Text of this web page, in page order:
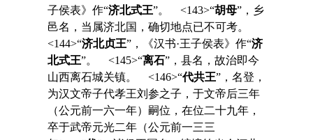
子侯表》作“济北式王”。 <143>“胡母”，乡
邑名，当属济北国，确切地点已不可考。
<144>“济北贞王”，《汉书·王子侯表》作“济
北式王”。 <145>“离石”，县名，故治即今
山西离石城关镇。 <146>“代共王”，名登，
为汉文帝子代孝王刘参之子，于文帝后三年
（公元前一六一年）嗣位，在位二十九年，
卒于武帝元光二年（公元前一三三